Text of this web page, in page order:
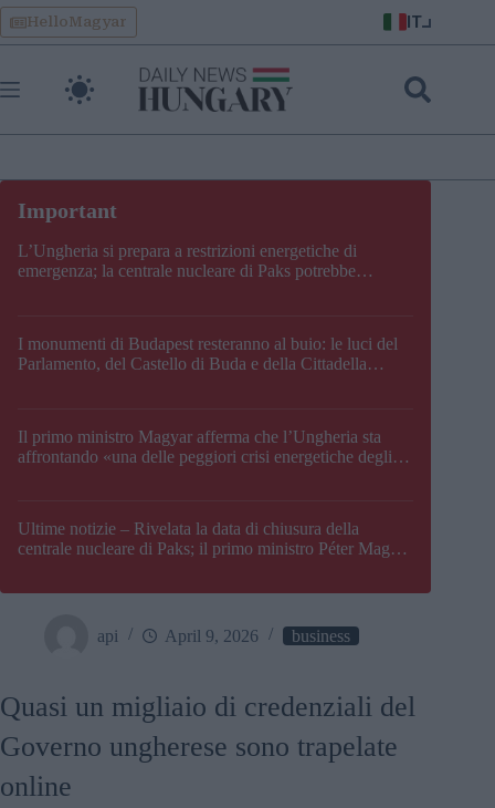
Skip
to
content
HelloMagyar IT
L’Ungheria si prepara a restrizioni energetiche di
emergenza; la centrale nucleare di Paks potrebbe
I monumenti di Budapest resteranno al buio: le luci del
Parlamento, del Castello di Buda e della Cittadella
Il primo ministro Magyar afferma che l’Ungheria sta
affrontando «una delle peggiori crisi energetiche degli
Ultime notizie – Rivelata la data di chiusura della
centrale nucleare di Paks; il primo ministro Péter Magyar
api April 9, 2026 business
Quasi un migliaio di credenziali del
Governo ungherese sono trapelate
online